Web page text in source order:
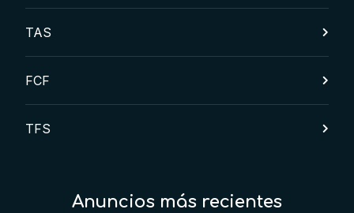
TAS
FCF
TFS
Anuncios más recientes